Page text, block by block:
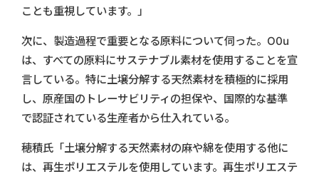
ことも重視しています。」
次に、製造過程で重要となる原料について伺った。O0u
は、すべての原料にサステナブル素材を使用することを宣
言している。特に土壌分解する天然素材を積極的に採用
し、原産国のトレーサビリティの担保や、国際的な基準
で認証されている生産者から仕入れている。
穂積氏「土壌分解する天然素材の麻や綿を使用する他に
は、再生ポリエステルを使用しています。再生ポリエステ